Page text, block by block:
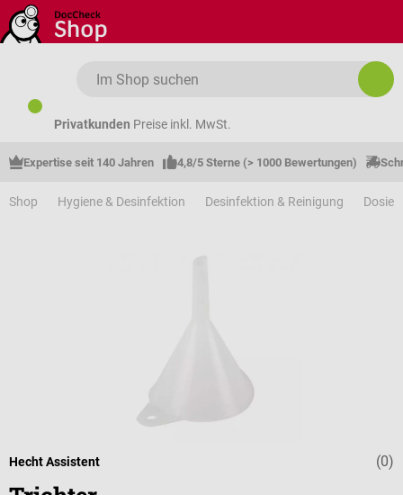
Zum Hauptinhalt springen
Privatkunden Preise inkl. MwSt.
Expertise seit 140 Jahren 4,8/5 Sterne (> 1000 Bewertungen)
Shop Hygiene & Desinfektion Desinfektion & Reinigung
(0)
Hecht Assistent